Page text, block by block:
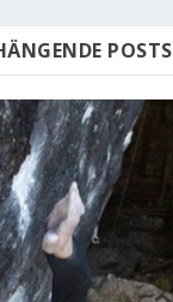
POSTS